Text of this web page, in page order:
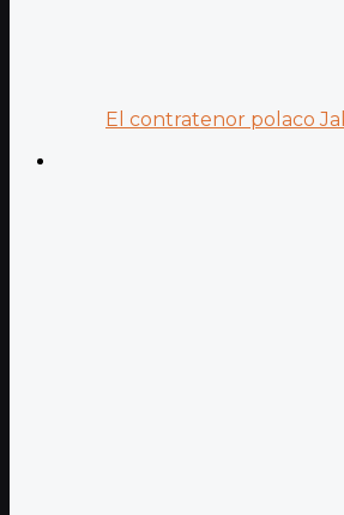
El contratenor polaco